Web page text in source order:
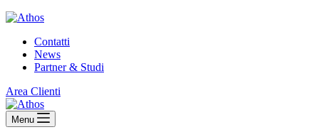
Contatti
News
Partner & Studi
Area Clienti
Menu